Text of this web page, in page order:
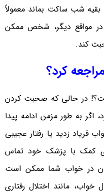
شب ساکت بماند معمولاً
مواقع دیگر، شخص ممکن
کند.
کرد؟
در حالی که صحبت کردن
اگر به طور مزمن ادامه پیدا
فریاد زدید یا رفتار عجیبی
کمک با پزشک خود تماس
در خواب شما ممکن است
خواب، مانند اختلال رفتاری